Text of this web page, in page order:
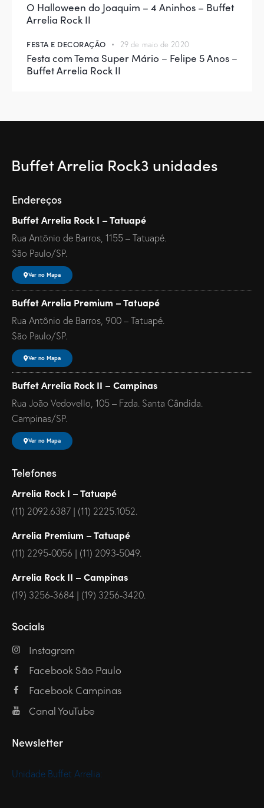
O Halloween do Joaquim – 4 Aninhos – Buffet
Arrelia Rock II
FESTA E DECORAÇÃO 29 de maio de 2020
Festa com Tema Super Mário – Felipe 5 Anos –
Buffet Arrelia Rock II
Buffet Arrelia Rock3 unidades
Endereços
Buffet Arrelia Rock I – Tatuapé
Rua Antônio de Barros, 1155 – Tatuapé.
São Paulo/SP.
Ver no Mapa
Buffet Arrelia Premium – Tatuapé
Rua Antônio de Barros, 900 – Tatuapé.
São Paulo/SP.
Ver no Mapa
Buffet Arrelia Rock II – Campinas
Rua João Vedovello, 105 – Fzda. Santa Cândida.
Campinas/SP.
Ver no Mapa
Telefones
Arrelia Rock I – Tatuapé
(11) 2092.6387 | (11) 2225.1052.
Arrelia Premium – Tatuapé
(11) 2295-0056 | (11) 2093-5049.
Arrelia Rock II – Campinas
(19) 3256-3684 | (19) 3256-3420.
Socials
Instagram
Facebook São Paulo
Facebook Campinas
Canal YouTube
Newsletter
Unidade Buffet Arrelia: